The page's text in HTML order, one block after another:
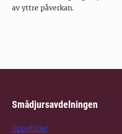
av yttre påverkan.
Smådjursavdelningen
Öppettider